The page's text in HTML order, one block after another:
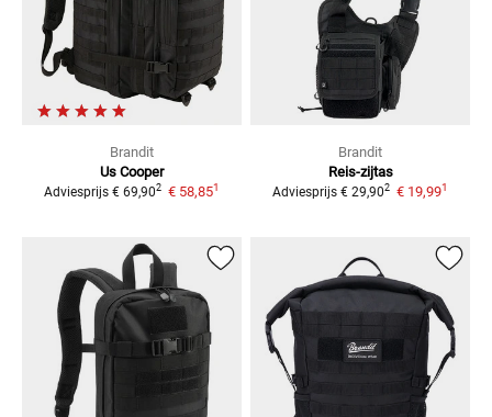
Brandit
Us Cooper
Adviesprijs € 69,902 € 58,851
Brandit
Reis-zijtas
Adviesprijs € 29,902 € 19,991